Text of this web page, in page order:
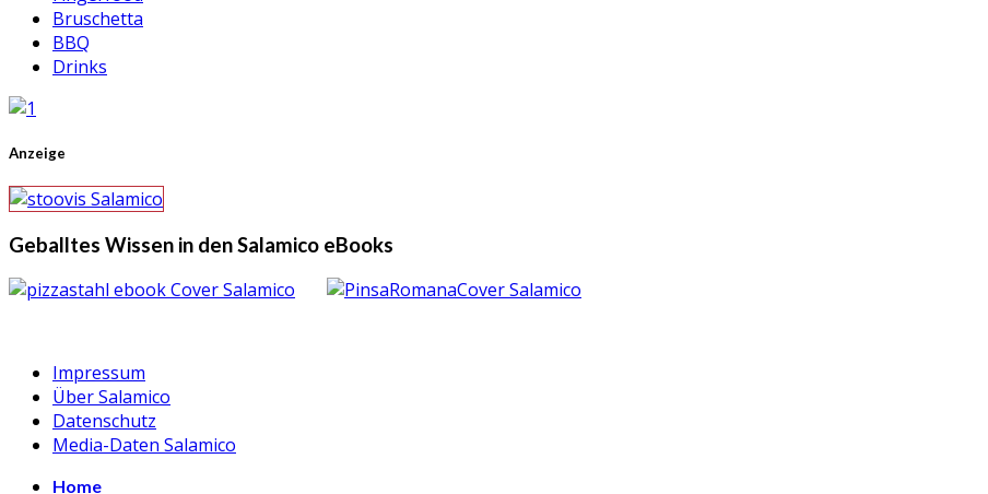
Bruschetta
BBQ
Drinks
Anzeige
Geballtes Wissen in den Salamico eBooks
Impressum
Über Salamico
Datenschutz
Media-Daten Salamico
Home